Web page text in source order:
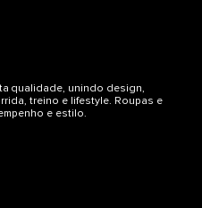
qualidade, unindo design,
treino e lifestyle. Roupas e
e estilo.